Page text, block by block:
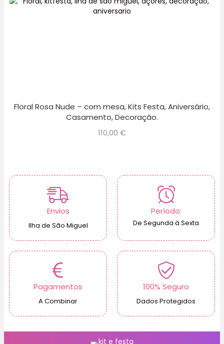
Floral Rosa Nude – com mesa, Kits Festa, Aniversário,
Casamento, Decoração.
110,00 €
Envios
Ilha de São Miguel
Período:
De Segunda à Sexta
Pagamentos
A Combinar
100% Seguro
Dados Protegidos